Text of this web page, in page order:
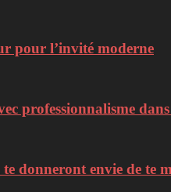
pour l’invité moderne
professionnalisme
donneront envie de te